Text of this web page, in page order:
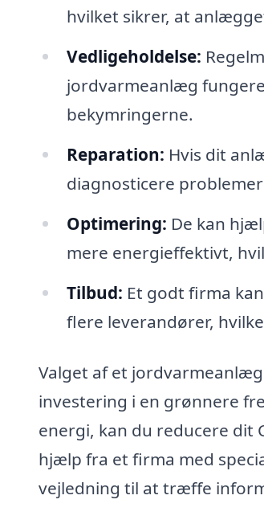
hvilket sikrer, at
Vedligeholdelse:
jordvarmeanlæg
bekymringerne.
Reparation: Hvis dit
diagnosticere
Optimering: De kan
mere energieffektivt,
Tilbud: Et godt firma
flere leverandører,
Valget af et
investering i en grønnere
energi, kan du reducere dit
hjælp fra et firma med
vejledning til at træffe